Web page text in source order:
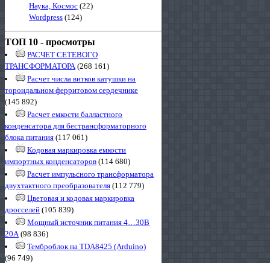
Наука, Космос (22)
Wordpress (124)
ТОП 10 - просмотры
РАСЧЕТ СЕТЕВОГО
ТРАНСФОРМАТОРА (268 161)
Расчет числа витков катушки на
тороидальном ферритовом сердечнике
(145 892)
Расчет емкости балластного
конденсатора для бестрансформаторного
блока питания (117 061)
Кодовая маркировка емкости
импортных конденсаторов (114 680)
Расчет импульсного трансформатора
двухтактного преобразователя (112 779)
Цветовая и кодовая маркировка
дросселей (105 839)
Мощный источник питания 4…30В
20А (98 836)
Темброблок на TDA8425 (Arduino)
(96 749)